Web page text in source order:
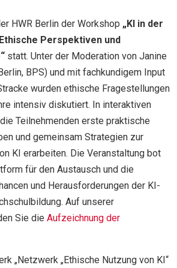
HWR Berlin der Workshop „KI in der
Perspektiven und
statt. Unter der Moderation von Janine
BPS) und mit fachkundigem Input
wurden ethische Fragestellungen
intensiv diskutiert. In interaktiven
Teilnehmenden erste praktische
und gemeinsam Strategien zur
KI erarbeiten. Die Veranstaltung bot
für den Austausch und die
und Herausforderungen der KI-
Auf unserer
Sie die Aufzeichnung der
„Netzwerk „Ethische Nutzung von KI“